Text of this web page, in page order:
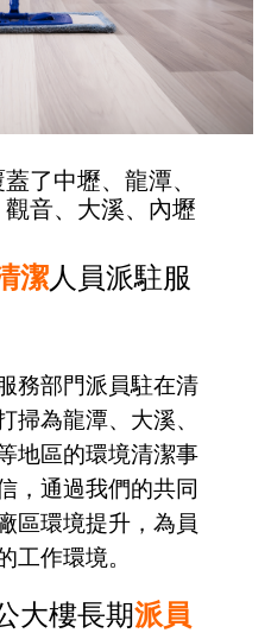
了中壢、龍潭、
音、大溪、內壢
潔人員派駐服
務部門派員駐在清
掃為龍潭、大溪、
地區的環境清潔事
，通過我們的共同
區環境提升，為員
工作環境。
大樓長期派員